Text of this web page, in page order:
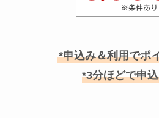
*申込み＆利用でポ
*3分ほどで申